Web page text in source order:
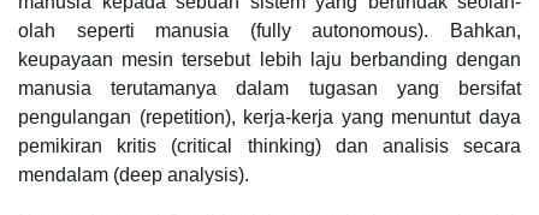
olah seperti manusia (fully autonomous). Bahkan,
keupayaan mesin tersebut lebih laju berbanding dengan
manusia terutamanya dalam tugasan yang bersifat
pengulangan (repetition), kerja-kerja yang menuntut daya
pemikiran kritis (critical thinking) dan analisis secara
mendalam (deep analysis).